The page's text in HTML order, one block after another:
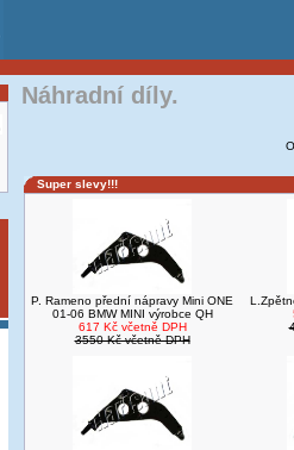
Náhradní díly.
Super slevy!!!
P. Rameno přední nápravy Mini ONE
01-06 BMW MINI výrobce QH
617 Kč včetně DPH
3550 Kč včetně DPH